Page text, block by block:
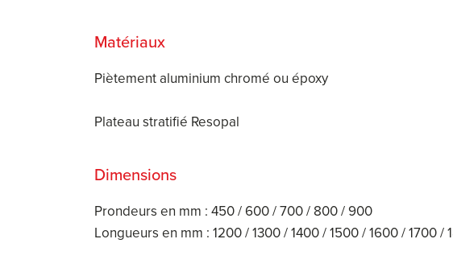
Matériaux
Piètement aluminium chromé ou époxy
Plateau stratifié Resopal
Dimensions
Prondeurs en mm : 450 / 600 / 700 / 800 / 900
Longueurs en mm : 1200 / 1300 / 1400 / 1500 / 1600 / 1700 /